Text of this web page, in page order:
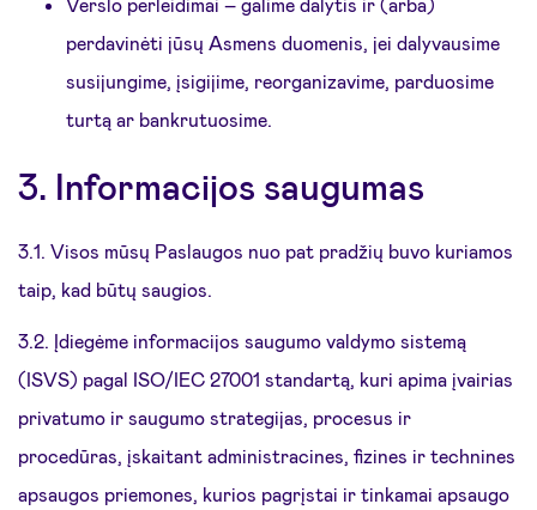
perdavinėti jūsų Asmens duomenis, jei dalyvausime
susijungime, įsigijime, reorganizavime, parduosime
turtą ar bankrutuosime.
3. Informacijos saugumas
3.1. Visos mūsų Paslaugos nuo pat pradžių buvo kuriamos
taip, kad būtų saugios.
3.2. Įdiegėme informacijos saugumo valdymo sistemą
(ISVS) pagal ISO/IEC 27001 standartą, kuri apima įvairias
privatumo ir saugumo strategijas, procesus ir
procedūras, įskaitant administracines, fizines ir technines
apsaugos priemones, kurios pagrįstai ir tinkamai apsaugo